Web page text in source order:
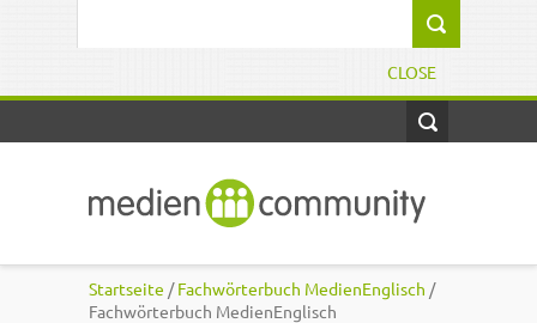
CLOSE
Startseite /Fachwörterbuch MedienEnglisch /
Fachwörterbuch MedienEnglisch